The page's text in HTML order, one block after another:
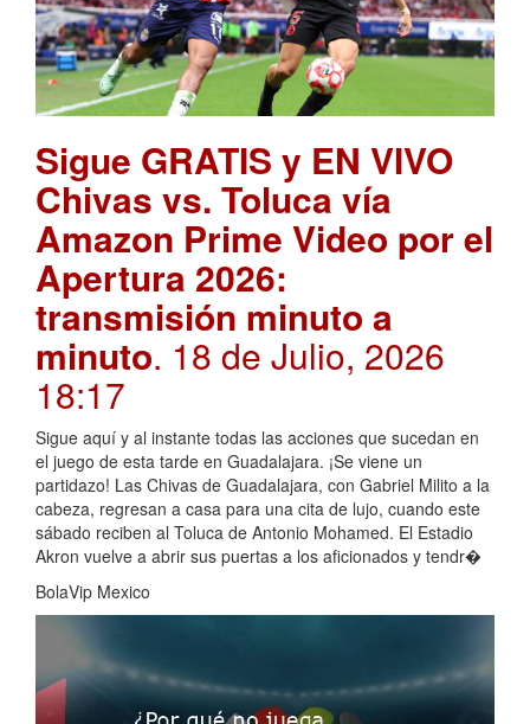
Sigue GRATIS y EN VIVO
Chivas vs. Toluca vía
Amazon Prime Video por el
Apertura 2026:
transmisión minuto a
minuto. 18 de Julio, 2026
18:17
Sigue aquí y al instante todas las acciones que sucedan en
el juego de esta tarde en Guadalajara. ¡Se viene un
partidazo! Las Chivas de Guadalajara, con Gabriel Milito a la
cabeza, regresan a casa para una cita de lujo, cuando este
sábado reciben al Toluca de Antonio Mohamed. El Estadio
Akron vuelve a abrir sus puertas a los aficionados y tendr�
BolaVip Mexico